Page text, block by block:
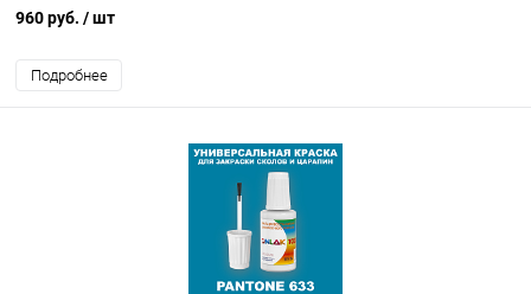
960 руб. / шт
Подробнее